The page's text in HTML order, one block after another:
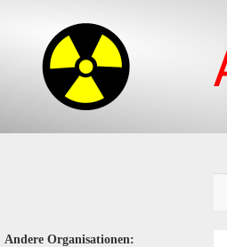
Andere Organisationen: